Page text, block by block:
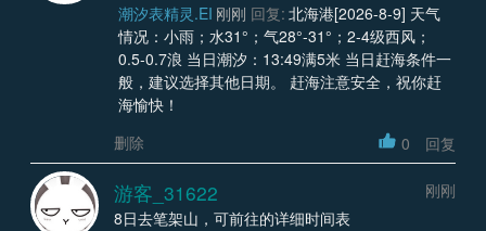
潮汐表精灵.EI 刚刚 回复: 北海港[2026-8-9] 天气
情况：小雨；水31°；气28°-31°；2-4级西风；
0.5-0.7浪 当日潮汐：13:49满5米 当日赶海条件一
般，建议选择其他日期。 赶海注意安全，祝你赶
海愉快！
删除
0 回复
游客_31622
刚刚
8日去笔架山，可前往的详细时间表